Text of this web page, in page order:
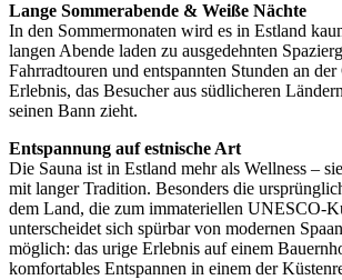
Lange Sommerabende & Weiße Nächte
In den Sommermonaten wird es in Estland
langen Abende laden zu ausgedehnten
Fahrradtouren und entspannten Stunden an der
Erlebnis, das Besucher aus südlicheren
seinen Bann zieht.
Entspannung auf estnische Art
Die Sauna ist in Estland mehr als Wellness –
mit langer Tradition. Besonders die
dem Land, die zum immateriellen UNESCO-
unterscheidet sich spürbar von modernen
möglich: das urige Erlebnis auf einem
komfortables Entspannen in einem der